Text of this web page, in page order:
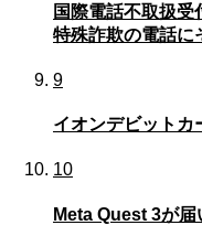
国際電話不取扱
特殊詐欺の電話に
9
イオンデビット
10
Meta Quest 3が